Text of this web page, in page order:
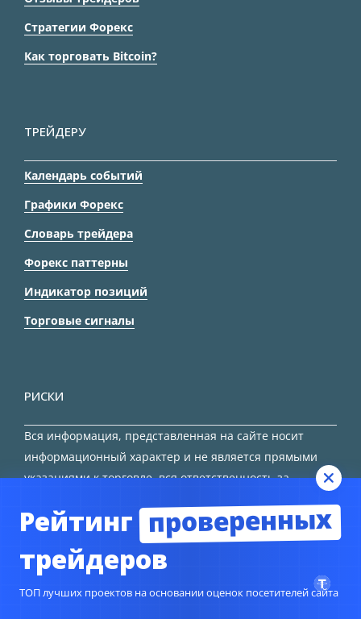
Стратегии Форекс
Как торговать Bitcoin?
ТРЕЙДЕРУ
Календарь событий
Графики Форекс
Словарь трейдера
Форекс паттерны
Индикатор позиций
Торговые сигналы
РИСКИ
Вся информация, представленная на сайте носит
информационный характер и не является прямыми
указаниями к торговле, вся ответственность за
Рейтинг проверенных
трейдеров
ТОП лучших проектов на основании оценок посетителей сайта